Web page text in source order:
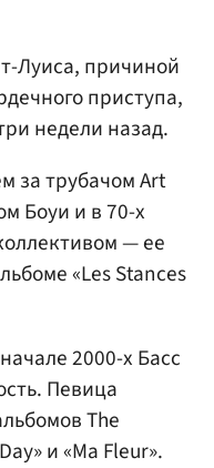
Луиса, причиной
приступа,
недели назад.
за трубачом Art
Боуи и в 70-х
— ее
«Les Stances
2000-х Басс
Певица
The
и «Ma Fleur».